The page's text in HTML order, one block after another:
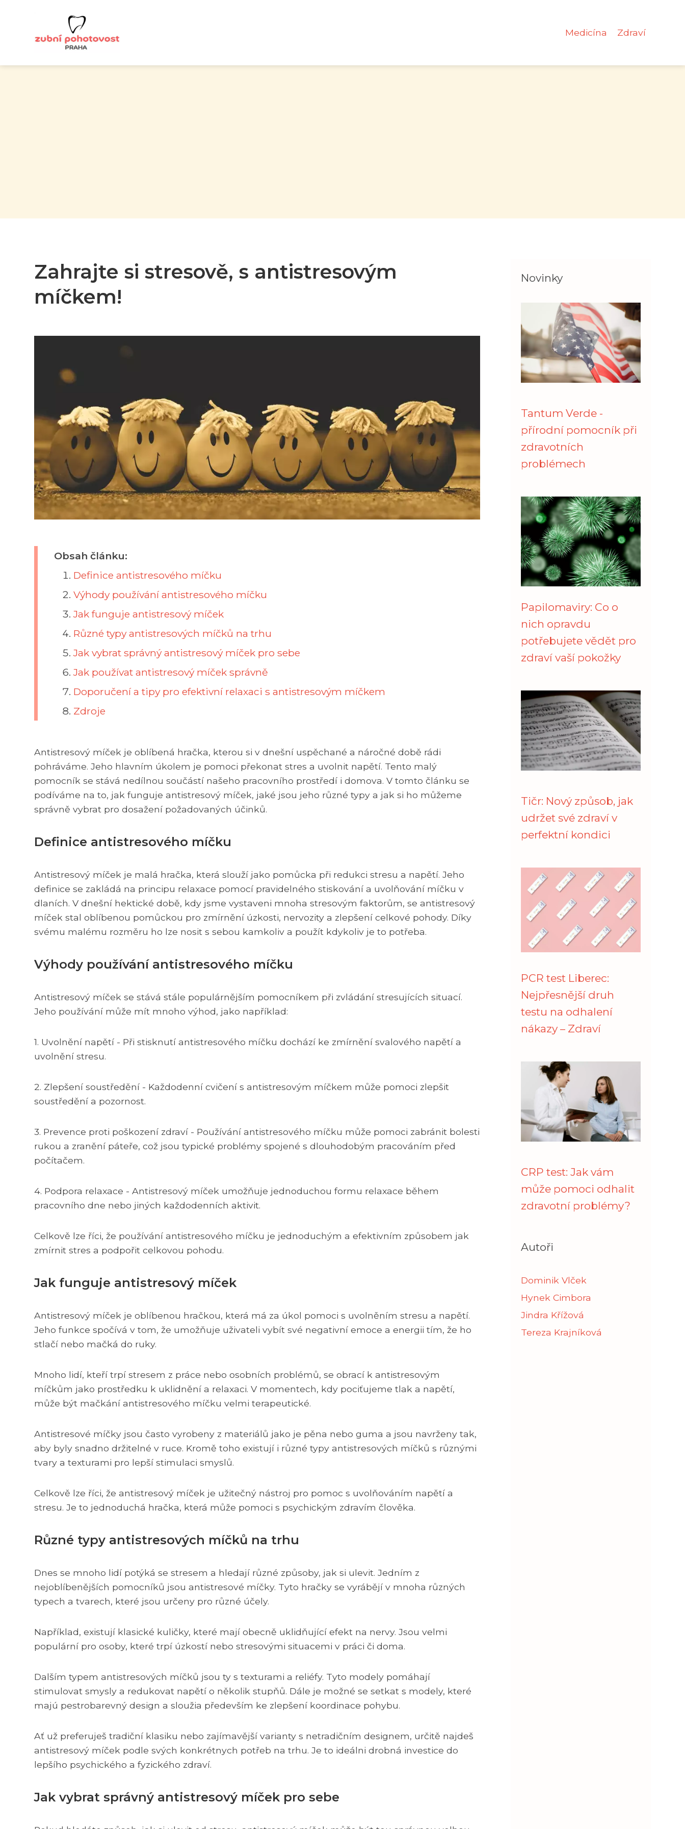
Medicína Zdraví
Zahrajte si stresově, s antistresovým
míčkem!
Obsah článku:
Definice antistresového míčku
Výhody používání antistresového míčku
Jak funguje antistresový míček
Různé typy antistresových míčků na trhu
Jak vybrat správný antistresový míček pro sebe
Jak používat antistresový míček správně
Doporučení a tipy pro efektivní relaxaci s antistresovým míčkem
Zdroje
Antistresový míček je oblíbená hračka, kterou si v dnešní uspěchané a náročné době rádi
pohráváme. Jeho hlavním úkolem je pomoci překonat stres a uvolnit napětí. Tento malý
pomocník se stává nedílnou součástí našeho pracovního prostředí i domova. V tomto článku se
podíváme na to, jak funguje antistresový míček, jaké jsou jeho různé typy a jak si ho můžeme
správně vybrat pro dosažení požadovaných účinků.
Definice antistresového míčku
Antistresový míček je malá hračka, která slouží jako pomůcka při redukci stresu a napětí. Jeho
definice se zakládá na principu relaxace pomocí pravidelného stiskování a uvolňování míčku v
dlaních. V dnešní hektické době, kdy jsme vystaveni mnoha stresovým faktorům, se antistresový
míček stal oblíbenou pomůckou pro zmírnění úzkosti, nervozity a zlepšení celkové pohody. Díky
svému malému rozměru ho lze nosit s sebou kamkoliv a použít kdykoliv je to potřeba.
Výhody používání antistresového míčku
Antistresový míček se stává stále populárnějším pomocníkem při zvládání stresujících situací.
Jeho používání může mít mnoho výhod, jako například:
1. Uvolnění napětí - Při stisknutí antistresového míčku dochází ke zmírnění svalového napětí a
uvolnění stresu.
2. Zlepšení soustředění - Každodenní cvičení s antistresovým míčkem může pomoci zlepšit
soustředění a pozornost.
3. Prevence proti poškození zdraví - Používání antistresového míčku může pomoci zabránit bolesti
rukou a zranění páteře, což jsou typické problémy spojené s dlouhodobým pracováním před
počítačem.
4. Podpora relaxace - Antistresový míček umožňuje jednoduchou formu relaxace během
pracovního dne nebo jiných každodenních aktivit.
Celkově lze říci, že používání antistresového míčku je jednoduchým a efektivním způsobem jak
zmírnit stres a podpořit celkovou pohodu.
Jak funguje antistresový míček
Antistresový míček je oblíbenou hračkou, která má za úkol pomoci s uvolněním stresu a napětí.
Jeho funkce spočívá v tom, že umožňuje uživateli vybít své negativní emoce a energii tím, že ho
stlačí nebo mačká do ruky.
Mnoho lidí, kteří trpí stresem z práce nebo osobních problémů, se obrací k antistresovým
míčkům jako prostředku k uklidnění a relaxaci. V momentech, kdy pociťujeme tlak a napětí,
může být mačkání antistresového míčku velmi terapeutické.
Antistresové míčky jsou často vyrobeny z materiálů jako je pěna nebo guma a jsou navrženy tak,
aby byly snadno držitelné v ruce. Kromě toho existují i různé typy antistresových míčků s různými
tvary a texturami pro lepší stimulaci smyslů.
Celkově lze říci, že antistresový míček je užitečný nástroj pro pomoc s uvolňováním napětí a
stresu. Je to jednoduchá hračka, která může pomoci s psychickým zdravím člověka.
Různé typy antistresových míčků na trhu
Dnes se mnoho lidí potýká se stresem a hledají různé způsoby, jak si ulevit. Jedním z
nejoblíbenějších pomocníků jsou antistresové míčky. Tyto hračky se vyrábějí v mnoha různých
typech a tvarech, které jsou určeny pro různé účely.
Například, existují klasické kuličky, které mají obecně uklidňující efekt na nervy. Jsou velmi
populární pro osoby, které trpí úzkostí nebo stresovými situacemi v práci či doma.
Dalším typem antistresových míčků jsou ty s texturami a reliéfy. Tyto modely pomáhají
stimulovat smysly a redukovat napětí o několik stupňů. Dále je možné se setkat s modely, které
majú pestrobarevný design a sloužia především ke zlepšení koordinace pohybu.
Ať už preferuješ tradiční klasiku nebo zajímavější varianty s netradičním designem, určitě najdeš
antistresový míček podle svých konkrétnych potřeb na trhu. Je to ideálni drobná investice do
lepšího psychického a fyzického zdraví.
Jak vybrat správný antistresový míček pro sebe
Novinky
Tantum Verde -
přírodní pomocník při
zdravotních
problémech
Papilomaviry: Co o
nich opravdu
potřebujete vědět pro
zdraví vaší pokožky
Tičr: Nový způsob, jak
udržet své zdraví v
perfektní kondici
PCR test Liberec:
Nejpřesnější druh
testu na odhalení
nákazy – Zdraví
CRP test: Jak vám
může pomoci odhalit
zdravotní problémy?
Autoři
Dominik Vlček
Hynek Cimbora
Jindra Křížová
Tereza Krajníková